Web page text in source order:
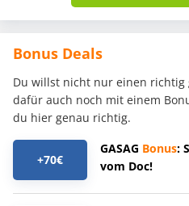
Bonus Deals
Du willst nicht nur einen richtig
dafür auch noch mit einem
du hier genau richtig.
+70€
GASAG Bonus:
vom Doc!